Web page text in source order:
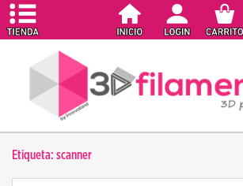
Etiqueta: scanner